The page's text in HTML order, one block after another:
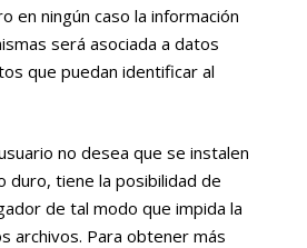
en ningún caso la información
será asociada a datos
que puedan identificar al
no desea que se instalen
duro, tiene la posibilidad de
de tal modo que impida la
archivos. Para obtener más